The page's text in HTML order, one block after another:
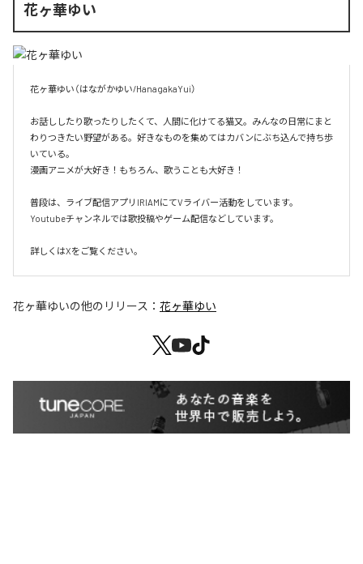
花ヶ華ゆい
花ヶ華ゆい（はながかゆい/HanagakaYui）
お話ししたり歌ったりしたくて、人間に化けてる猫又。みんなの日常にまと
わりつきたい野望がある。好きなものを集めてはカバンにぶち込んで持ち歩
いている。
漫画アニメが大好き！もちろん、歌うことも大好き！
普段は、ライブ配信アプリIRIAMにてVライバー活動をしています。
Youtubeチャンネルでは歌投稿やゲーム配信などしています。
詳しくはXをご覧ください。
花ヶ華ゆいの他のリリース： 花ヶ華ゆい